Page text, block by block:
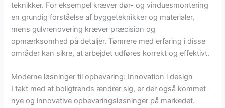
teknikker. For eksempel kræver dør- og vinduesmontering
en grundig forståelse af byggeteknikker og materialer,
mens gulvrenovering kræver præcision og
opmærksomhed på detaljer. Tømrere med erfaring i disse
områder kan sikre, at arbejdet udføres korrekt og effektivt.
Moderne løsninger til opbevaring: Innovation i design
I takt med at boligtrends ændrer sig, er der også kommet
nye og innovative opbevaringsløsninger på markedet.